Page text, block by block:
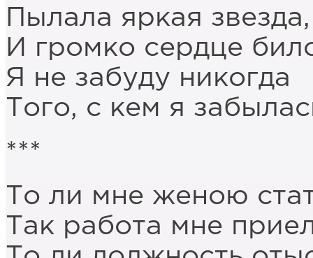
Пылала яркая звезда,
И громко сердце
Я не забуду никогда
Того, с кем я
***
То ли мне женою
Так работа мне